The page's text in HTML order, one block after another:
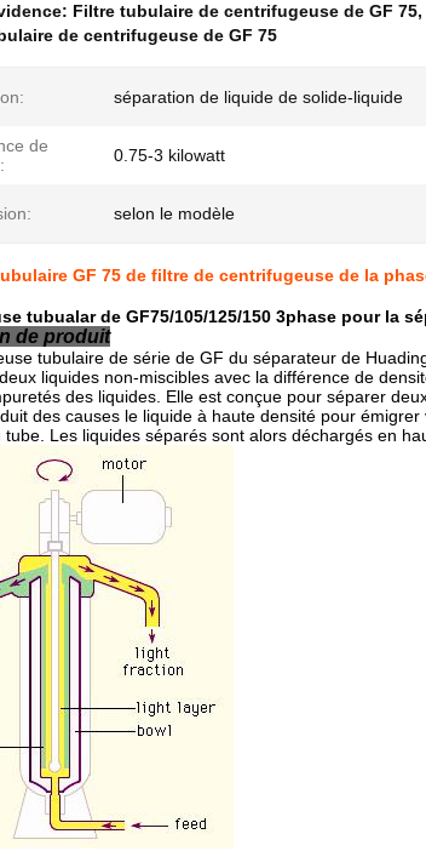
Filtre tubulaire de centrifugeuse de GF 75,
de centrifugeuse de GF 75
séparation de liquide de solide-liquide
de
0.75-3 kilowatt
selon le modèle
GF 75 de filtre de centrifugeuse de la
tubualar de GF75/105/125/150 3phase pour la
de produit
tubulaire de série de GF du séparateur de
liquides non-miscibles avec la différence de
des liquides. Elle est conçue pour séparer
des causes le liquide à haute densité pour
tube. Les liquides séparés sont alors déchargés en